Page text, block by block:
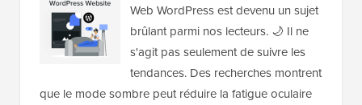
Web WordPress est devenu un sujet
brûlant parmi nos lecteurs. 🌙 Il ne
s'agit pas seulement de suivre les
tendances. Des recherches montrent
que le mode sombre peut réduire la fatigue oculaire